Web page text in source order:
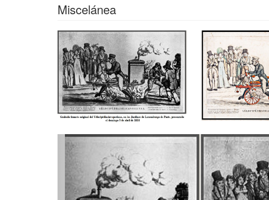
Miscelánea